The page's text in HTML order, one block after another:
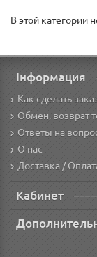
В этой категории
Інформация
Как сделать
Обмен, возврат
Ответы на
О нас
Доставка /
Кабинет